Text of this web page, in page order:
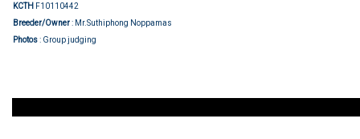
KCTH F10110442
Breeder/Owner: Mr.Suthiphong Noppamas
Photos: Group judging